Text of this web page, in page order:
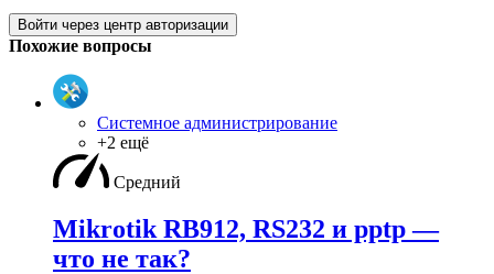
Войти через центр авторизации
Похожие вопросы
Системное администрирование
+2 ещё
Средний
Mikrotik RB912, RS232 и pptp —
что не так?